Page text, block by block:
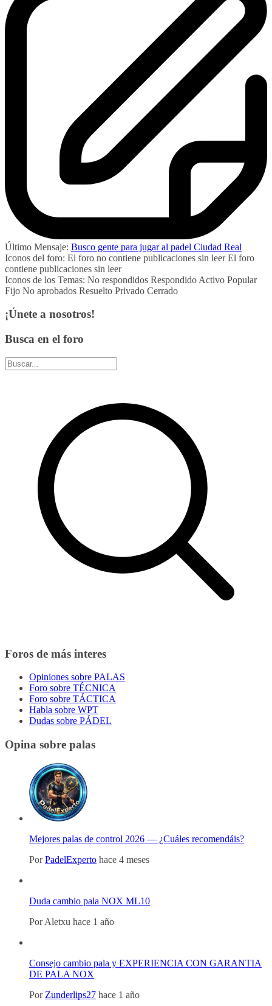
Último Mensaje: Busco gente para jugar al padel Ciudad Real
Iconos del foro: El foro no contiene publicaciones sin leer El foro
contiene publicaciones sin leer
Iconos de los Temas: No respondidos Respondido Activo Popular
Fijo No aprobados Resuelto Privado Cerrado
¡Únete a nosotros!
Busca en el foro
Foros de más interes
Opiniones sobre PALAS
Foro sobre TÉCNICA
Foro sobre TÁCTICA
Habla sobre WPT
Dudas sobre PÁDEL
Opina sobre palas
Mejores palas de control 2026 — ¿Cuáles recomendáis?
PorPadelExperto hace 4 meses
Duda cambio pala NOX ML10
PorAletxu hace 1 año
Consejo cambio pala y EXPERIENCIA CON GARANTIA
DE PALA NOX
Por Zunderlips27 hace 1 año